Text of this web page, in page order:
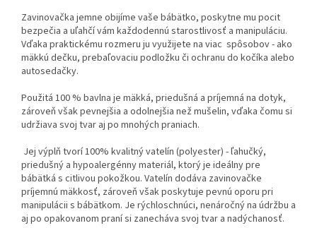
Zavinovačka jemne obijíme vaše bábätko, poskytne mu pocit
bezpečia a uľahčí vám každodennú starostlivosť a manipuláciu.
Vďaka praktickému rozmeru ju využijete na viac spôsobov - ako
mäkkú dečku, prebaľovaciu podložku či ochranu do kočíka alebo
autosedačky.
Použitá 100 % bavlna je mäkká, priedušná a príjemná na dotyk,
zároveň však pevnejšia a odolnejšia než mušelin, vďaka čomu si
udržiava svoj tvar aj po mnohých praniach.
Jej výplň tvorí 100% kvalitný vatelín (polyester) - ľahučký,
priedušný a hypoalergénny materiál, ktorý je ideálny pre
bábätká s citlivou pokožkou. Vatelín dodáva zavinovačke
príjemnú mäkkosť, zároveň však poskytuje pevnú oporu pri
manipulácii s bábätkom. Je rýchloschnúci, nenáročný na údržbu a
aj po opakovanom praní si zanecháva svoj tvar a nadýchanosť.